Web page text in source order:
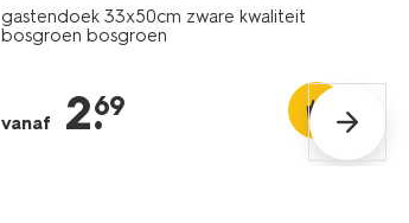
gastendoek 33x50cm zware kwaliteit
bosgroen bosgroen
vanaf 2.
69